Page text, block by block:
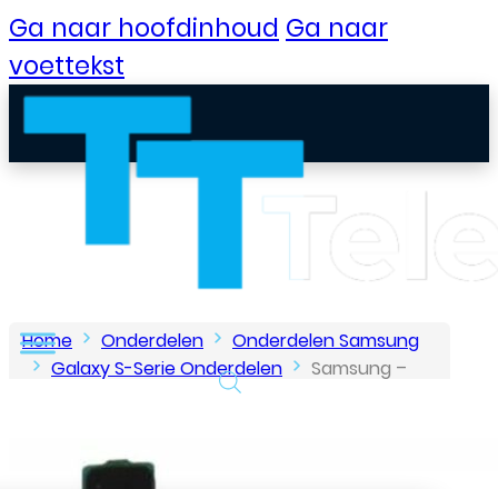
Ga naar hoofdinhoud Ga naar
voettekst
Home Onderdelen
Onderdelen Samsung
Galaxy S-Serie Onderdelen
Samsung –
Galaxy S8 – Home Knop Flex – Goud